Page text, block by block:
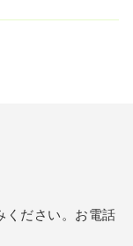
ください。お電話